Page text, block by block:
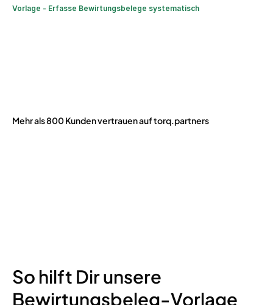
Vorlage - Erfasse Bewirtungsbelege systematisch
Mehr als 800 Kunden vertrauen auf torq.partners
So hilft Dir unsere
Bewirtungsbeleg-Vorlage